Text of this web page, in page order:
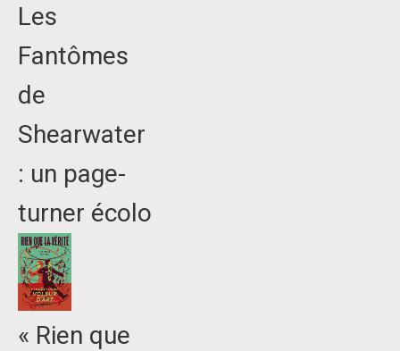
Les
Fantômes
de
Shearwater
: un page-
turner écolo
« Rien que